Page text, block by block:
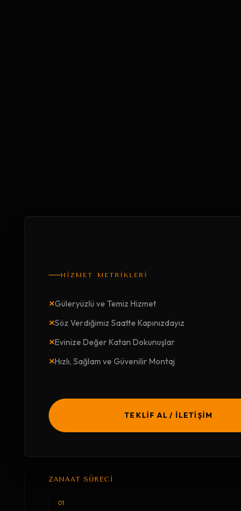
HİZMET METRİKLERİ
×Güleryüzlü ve Temiz Hizmet
×Söz Verdiğimiz Saatte Kapınızdayız
×Evinize Değer Katan Dokunuşlar
×Hızlı, Sağlam ve Güvenilir Montaj
TEKLİF AL / İLETİŞİM
ZANAAT SÜRECİ
01